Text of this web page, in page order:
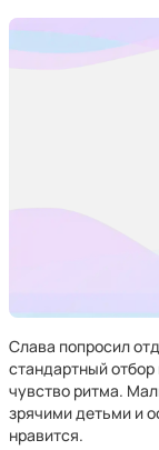
Слава попросил
стандартный
чувство ритма.
зрячими детьми и
нравится.